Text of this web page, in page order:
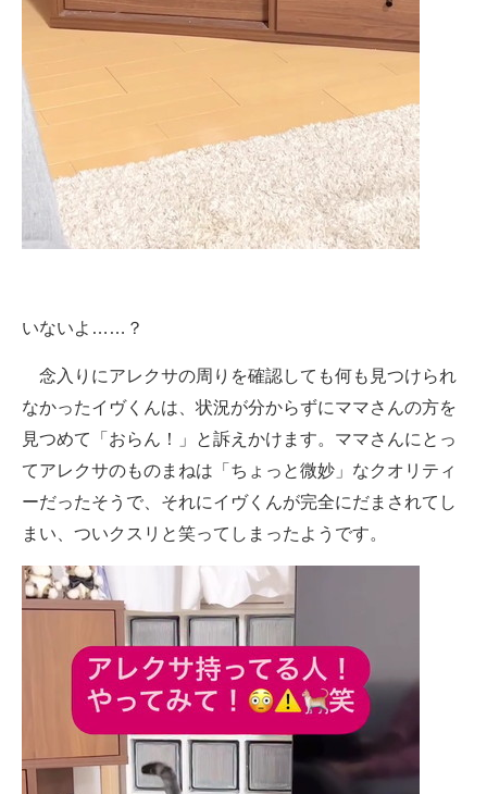
いないよ……？
念入りにアレクサの周りを確認しても何も見つけられ
なかったイヴくんは、状況が分からずにママさんの方を
見つめて「おらん！」と訴えかけます。ママさんにとっ
てアレクサのものまねは「ちょっと微妙」なクオリティ
ーだったそうで、それにイヴくんが完全にだまされてし
まい、ついクスリと笑ってしまったようです。